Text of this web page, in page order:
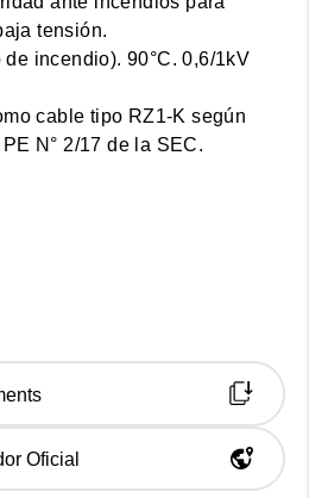
tensión.
incendio). 90°C. 0,6/1kV
cable tipo RZ1-K según
N° 2/17 de la SEC.
Oficial